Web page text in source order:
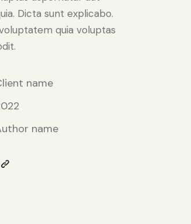
Dicta sunt explicabo.
quia voluptas
name
name